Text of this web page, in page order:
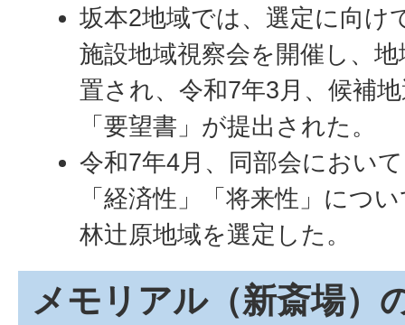
坂本2地域では、選定に向け
施設地域視察会を開催し、
置され、令和7年3月、候補
「要望書」が提出された。
令和7年4月、同部会におい
「経済性」「将来性」につ
林辻原地域を選定した。
メモリアル（新斎場）